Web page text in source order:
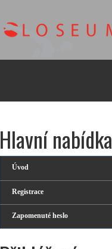
Hlavní nabídka
Úvod
Registrace
Zapomenuté heslo